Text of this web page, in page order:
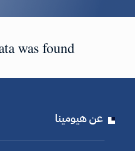
was found
عن هيومينا